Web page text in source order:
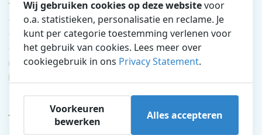
wellicht iets voor jou! Geniet op je gemak van alle faciliteiten
die het Dolfinarium te bieden heeft. Bekijk de presentatie bij
de Steller zeeleeuwen, loop rond het Deltagebied en bekijk
de unieke voorstellingen in onze DolfijndoMijn. Heb jij zelf
nog ideeën voor een programma in jouw exclusieve park?
Jouw programma
Wij gebruiken cookies op deze websitevoor
o.a. statistieken, personalisatie en reclame. Je
kunt per categorie toestemming verlenen voor
het gebruik van cookies. Lees meer over
cookiegebruik in ons Privacy Statement.
Voorkeuren
bewerken
Alles accepteren